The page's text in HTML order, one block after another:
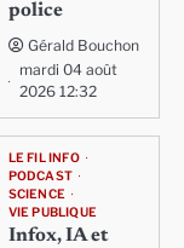
police
Gérald Bouchon
mardi 04 août
2026 12:32
LE FIL INFO
PODCAST
SCIENCE
VIE PUBLIQUE
Infox, IA et